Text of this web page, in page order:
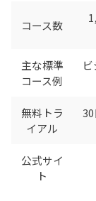
コース数
主な標準
コース例
無料トラ
イアル
公式サイ
ト